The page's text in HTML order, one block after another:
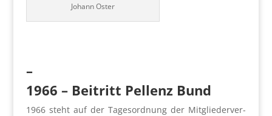
Johann Oster
–
1966 – Bei­tritt Pel­lenz Bund
1966 steht auf der Tages­ord­nung der Mit­glie­der­ver­